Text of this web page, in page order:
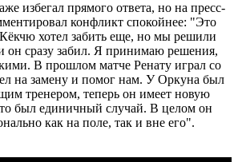
избегал прямого ответа, но на пресс-
конфликт спокойнее: "Это
хотел забить еще, но мы решили
он сразу забил. Я принимаю решения,
В прошлом матче Ренату играл со
на замену и помог нам. У Оркуна был
тренером, теперь он имеет новую
был единичный случай. В целом он
как на поле, так и вне его".